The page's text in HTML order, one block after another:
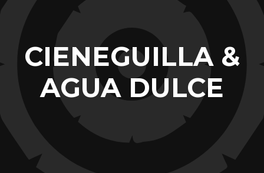
CIENEGUILLA &
AGUA DULCE